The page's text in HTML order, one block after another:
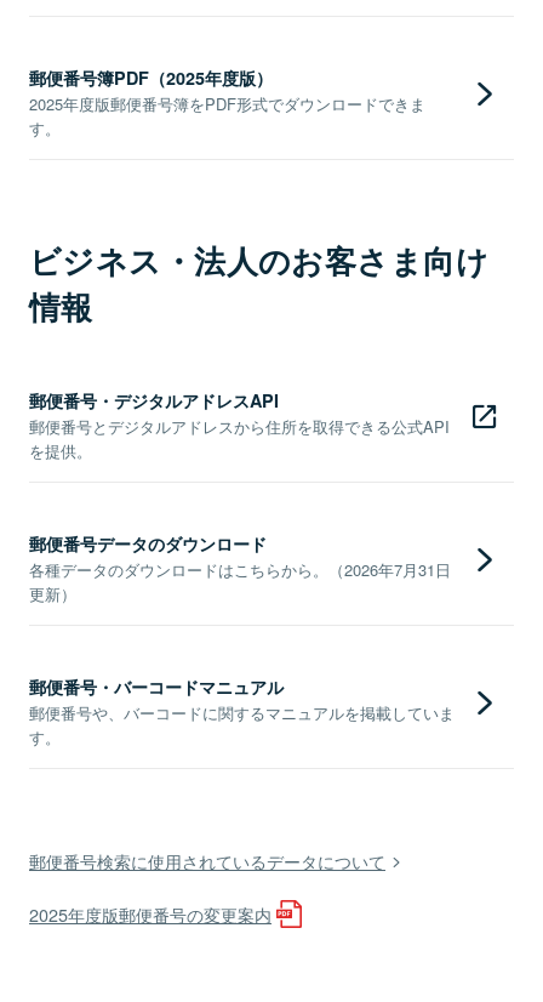
郵便番号簿PDF（2025年度版）
2025年度版郵便番号簿をPDF形式でダウンロードできま
す。
ビジネス・法人のお客さま向け
情報
郵便番号・デジタルアドレスAPI
郵便番号とデジタルアドレスから住所を取得できる公式API
を提供。
郵便番号データのダウンロード
各種データのダウンロードはこちらから。（2026年7月31日
更新）
郵便番号・バーコードマニュアル
郵便番号や、バーコードに関するマニュアルを掲載していま
す。
郵便番号検索に使用されているデータについて
2025年度版郵便番号の変更案内